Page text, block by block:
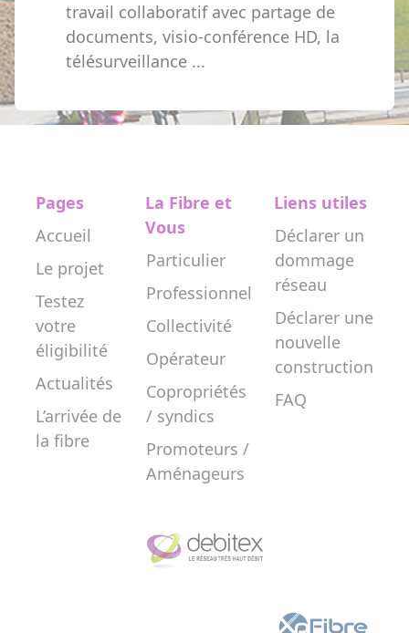
travail collaboratif avec partage de
documents, visio-conférence HD, la
télésurveillance ...
Pages
Accueil
Le projet
Testez
votre
éligibilité
Actualités
L’arrivée de
la fibre
La Fibre et
Vous
Particulier
Professionnel
Collectivité
Opérateur
Copropriétés
/ syndics
Promoteurs /
Aménageurs
Liens utiles
Déclarer un
dommage
réseau
Déclarer une
nouvelle
construction
FAQ